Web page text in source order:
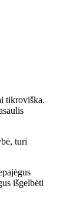
tikroviška.
turi
išgelbėti